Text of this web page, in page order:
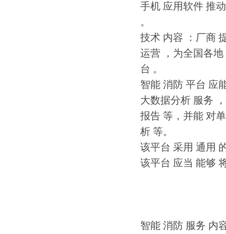
手机 应用软件 推
。
技术 内容 ：厂商
运营 ，为全国各
台 。
智能 消防 平台 应
大数据分析 服务
报告 等，并能 对
析 等。
该平台 采用 通用
该平台 应当 能够
智能 消防 服务 内